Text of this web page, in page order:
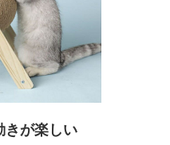
きが楽しい